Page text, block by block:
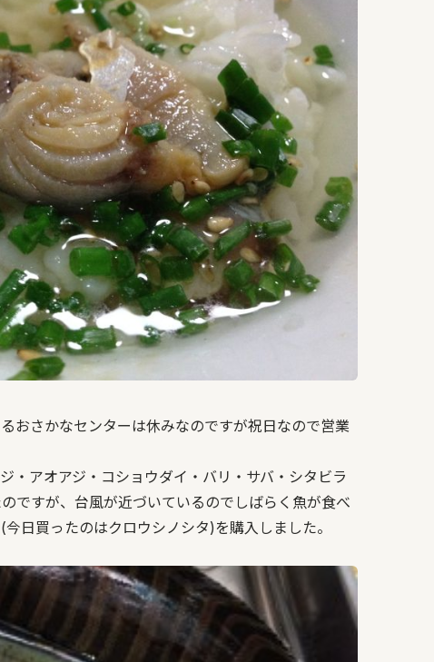
おさかなセンターは休みなのですが祝日なので営業
・アオアジ・コショウダイ・バリ・サバ・シタビラ
ですが、台風が近づいているのでしばらく魚が食べ
日買ったのはクロウシノシタ)を購入しました。